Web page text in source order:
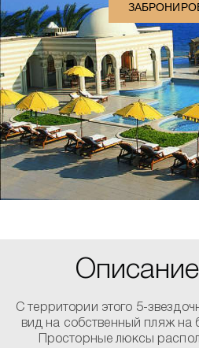
С территории этого 5-
вид на собственный пляж на
Просторные люксы